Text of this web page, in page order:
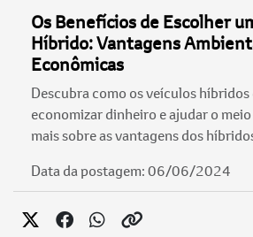
Os Benefícios de Escolher
Híbrido: Vantagens
Econômicas
Descubra como os veículos
economizar dinheiro e ajudar o
mais sobre as vantagens dos
Data da postagem: 06/06/2024